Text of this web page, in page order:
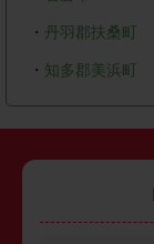
・ 丹羽郡扶桑町
・ 知多郡美浜町